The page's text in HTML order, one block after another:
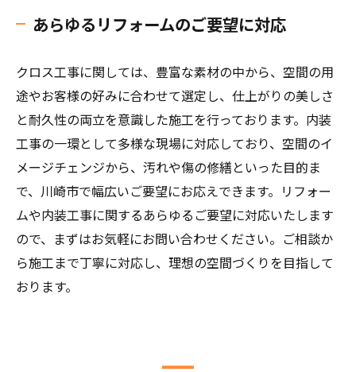
あらゆるリフォームのご要望に対応
クロス工事に関しては、豊富な素材の中から、空間の用
途やお客様の好みに合わせて選定し、仕上がりの美しさ
と耐久性の両立を意識した施工を行っております。内装
工事の一環として多様な現場に対応しており、空間のイ
メージチェンジから、汚れや傷の修繕といった目的ま
で、川崎市で幅広いご要望にお応えできます。リフォー
ムや内装工事に関するあらゆるご要望に対応いたします
ので、まずはお気軽にお問い合わせください。ご相談か
ら施工まで丁寧に対応し、理想の空間づくりを目指して
おります。